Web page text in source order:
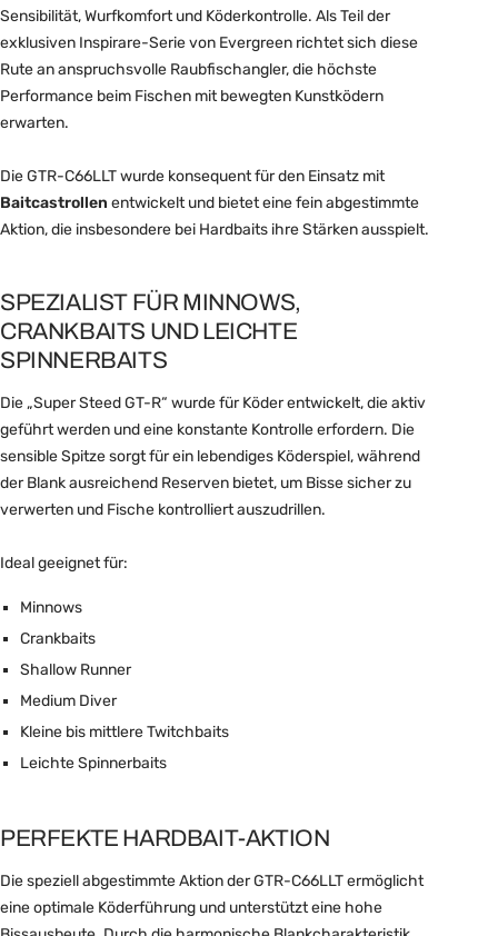
Sensibilität, Wurfkomfort und Köderkontrolle. Als Teil der
exklusiven Inspirare-Serie von Evergreen richtet sich diese
Rute an anspruchsvolle Raubfischangler, die höchste
Performance beim Fischen mit bewegten Kunstködern
erwarten.
Die GTR-C66LLT wurde konsequent für den Einsatz mit
Baitcastrollen entwickelt und bietet eine fein abgestimmte
Aktion, die insbesondere bei Hardbaits ihre Stärken ausspielt.
SPEZIALIST FÜR MINNOWS,
CRANKBAITS UND LEICHTE
SPINNERBAITS
Die „Super Steed GT-R“ wurde für Köder entwickelt, die aktiv
geführt werden und eine konstante Kontrolle erfordern. Die
sensible Spitze sorgt für ein lebendiges Köderspiel, während
der Blank ausreichend Reserven bietet, um Bisse sicher zu
verwerten und Fische kontrolliert auszudrillen.
Ideal geeignet für:
Minnows
Crankbaits
Shallow Runner
Medium Diver
Kleine bis mittlere Twitchbaits
Leichte Spinnerbaits
PERFEKTE HARDBAIT-AKTION
Die speziell abgestimmte Aktion der GTR-C66LLT ermöglicht
eine optimale Köderführung und unterstützt eine hohe